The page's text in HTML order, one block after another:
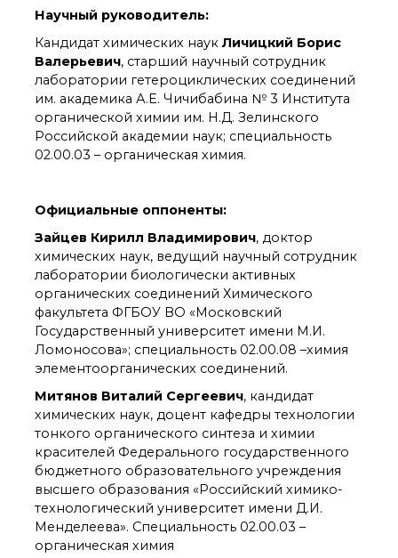
Библиотека
Инфоресурсы
Профком
Документы
Контакты
Основные
Важнейшие
Научный Совет РАН
по органической
химии
Искусственный
интеллект (ИИ)
в химии
Аддитивные
технологии
Электронная
Награды сотрудников
Мероприятия
Конференции
Журналы
Национальные
проекты России
Научный руководитель:
Кандидат химических наукЛичицкий Борис
Валерьевич, старший научный сотрудник
лаборатории гетероциклических соединений
им. академика А.Е. Чичибабина № 3 Института
органической химии им. Н.Д. Зелинского
Российской академии наук; специальность
02.00.03 – органическая химия.
Официальные оппоненты:
Зайцев Кирилл Владимирович, доктор
химических наук, ведущий научный сотрудник
лаборатории биологически активных
органических соединений Химического
факультета ФГБОУ ВО «Московский
Государственный университет имени М.И.
Ломоносова»; специальность 02.00.08 –химия
элементоорганических соединений.
Митянов Виталий Сергеевич, кандидат
химических наук, доцент кафедры технологии
тонкого органического синтеза и химии
красителей Федерального государственного
бюджетного образовательного учреждения
высшего образования «Российский химико-
технологический университет имени Д.И.
Менделеева». Специальность 02.00.03 –
органическая химия